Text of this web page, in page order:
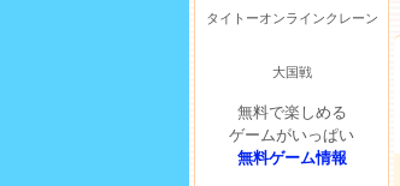
タイトーオンラインクレーン
大国戦
無料で楽しめる
ゲームがいっぱい
無料ゲーム情報